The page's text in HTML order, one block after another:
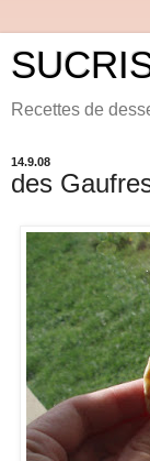
Recettes de
14.9.08
des